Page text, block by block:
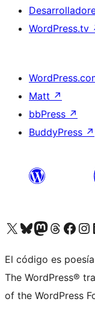
WordPress.tv
Matt ↗
bbPress ↗
BuddyPress ↗
Visita nuestra cuenta de X (anteriormente Twitter)
Visita nuestra cuenta de Bluesky
Visita nuestra cuenta de
Visita nuestra cuenta de
Visita nuestra
Visita
El código es
The WordPress®
of the WordPress